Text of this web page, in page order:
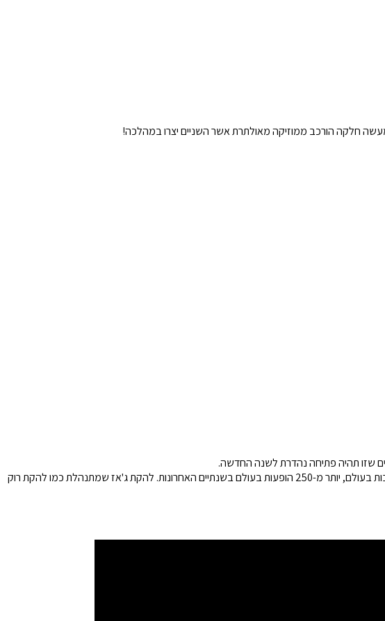
חלקה הורכב ממוזיקה מאולתרת אשר השניים יצרו במהלכה!
בהופעה יופיע ההרכב 'שלוש' – התופעה האינסטרומנטלית הישראלית שבתוך חמש שנות פעילות הספיקה להופיע על כמה מהבמות החשובות בעולם, יותר מ-250 הופעות בעולם בשנתיים האחרונות. להקת ג'אז שמתנהלת כמו להקת רוק